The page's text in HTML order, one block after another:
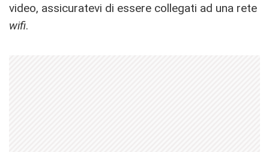
video, assicuratevi di essere collegati ad una rete
wifi.